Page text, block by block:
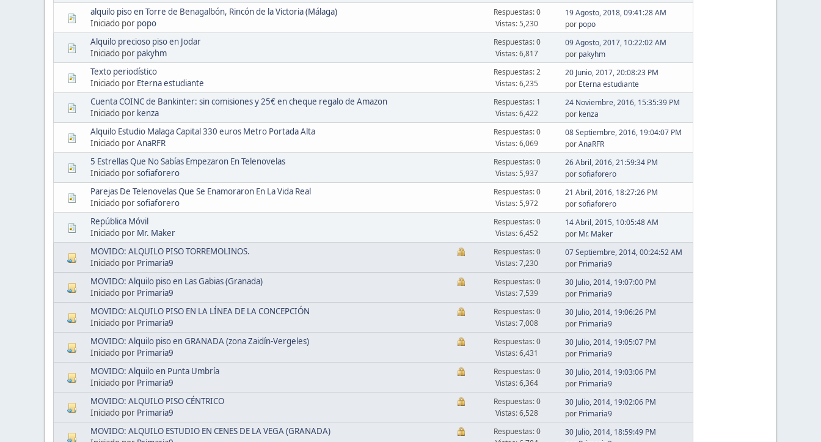
alquilo piso en Torre de Benagalbón, Rincón de la Victoria (Málaga)
Iniciado por popo
Respuestas: 0
Vistas: 5,230
19 Agosto, 2018, 09:41:28 AM
por popo
Alquilo precioso piso en Jodar
Iniciado por pakyhm
Respuestas: 0
Vistas: 6,817
09 Agosto, 2017, 10:22:02 AM
por pakyhm
Texto periodístico
Iniciado por Eterna estudiante
Respuestas: 2
Vistas: 6,235
20 Junio, 2017, 20:08:23 PM
por Eterna estudiante
Cuenta COINC de Bankinter: sin comisiones y 25€ en cheque regalo de Amazon
Iniciado por kenza
Respuestas: 1
Vistas: 6,422
24 Noviembre, 2016, 15:35:39 PM
por kenza
Alquilo Estudio Malaga Capital 330 euros Metro Portada Alta
Iniciado porAnaRFR
Respuestas: 0
Vistas: 6,069
08 Septiembre, 2016, 19:04:07 PM
porAnaRFR
5 Estrellas Que No Sabías Empezaron En Telenovelas
Iniciado porsofiaforero
Respuestas: 0
Vistas: 5,937
26 Abril, 2016, 21:59:34 PM
porsofiaforero
Parejas De Telenovelas Que Se Enamoraron En La Vida Real
Iniciado porsofiaforero
Respuestas: 0
Vistas: 5,972
21 Abril, 2016, 18:27:26 PM
porsofiaforero
República Móvil
Iniciado por Mr. Maker
Respuestas: 0
Vistas: 6,452
14 Abril, 2015, 10:05:48 AM
por Mr. Maker
MOVIDO: ALQUILO PISO TORREMOLINOS.
Iniciado por Primaria9
Respuestas: 0
Vistas: 7,230
07 Septiembre, 2014, 00:24:52 AM
por Primaria9
MOVIDO: Alquilo piso en Las Gabias (Granada)
Iniciado por Primaria9
Respuestas: 0
Vistas: 7,539
30 Julio, 2014, 19:07:00 PM
por Primaria9
MOVIDO: ALQUILO PISO EN LA LÍNEA DE LA CONCEPCIÓN
Iniciado por Primaria9
Respuestas: 0
Vistas: 7,008
30 Julio, 2014, 19:06:26 PM
por Primaria9
MOVIDO: Alquilo piso en GRANADA (zona Zaidín-Vergeles)
Iniciado por Primaria9
Respuestas: 0
Vistas: 6,431
30 Julio, 2014, 19:05:07 PM
por Primaria9
MOVIDO: Alquilo en Punta Umbría
Iniciado por Primaria9
Respuestas: 0
Vistas: 6,364
30 Julio, 2014, 19:03:06 PM
por Primaria9
MOVIDO: ALQUILO PISO CÉNTRICO
Iniciado por Primaria9
Respuestas: 0
Vistas: 6,528
30 Julio, 2014, 19:02:06 PM
por Primaria9
MOVIDO: ALQUILO ESTUDIO EN CENES DE LA VEGA (GRANADA)
Respuestas: 0
30 Julio, 2014, 18:59:49 PM